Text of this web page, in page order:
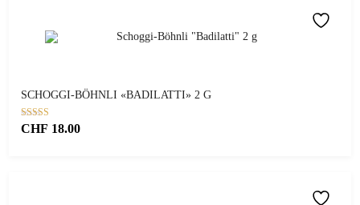
SCHOGGI-BÖHNLI «BADILATTI» 2 G
Bewertet mit
5.00
CHF 18.00